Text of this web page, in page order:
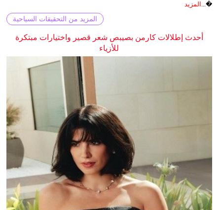
�... المزيد
المزيد من التحقيقات السياحية
أحدث إطلالات كارمن بصيبص شعر قصير واختيارات مبتكرة
للأزياء